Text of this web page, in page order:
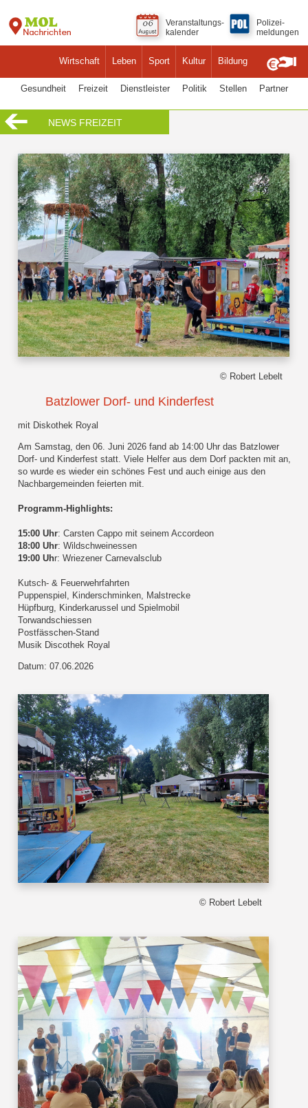
Wirtschaft Leben Sport Kultur Bildung
Veranstaltungs-
kalender
Polizei-
meldungen
Gesundheit Freizeit Dienstleister Politik Stellen Partner
NEWS FREIZEIT
© Robert Lebelt
Batzlower Dorf- und Kinderfest
mit Diskothek Royal
Am Samstag, den 06. Juni 2026 fand ab 14:00 Uhr das Batzlower
Dorf- und Kinderfest statt. Viele Helfer aus dem Dorf packten mit an,
so wurde es wieder ein schönes Fest und auch einige aus den
Nachbargemeinden feierten mit.
Programm-Highlights:
15:00 Uhr: Carsten Cappo mit seinem Accordeon
18:00 Uhr: Wildschweinessen
19:00 Uhr: Wriezener Carnevalsclub
Kutsch- & Feuerwehrfahrten
Puppenspiel, Kinderschminken, Malstrecke
Hüpfburg, Kinderkarussel und Spielmobil
Torwandschiessen
Postfässchen-Stand
Musik Discothek Royal
Datum: 07.06.2026
© Robert Lebelt